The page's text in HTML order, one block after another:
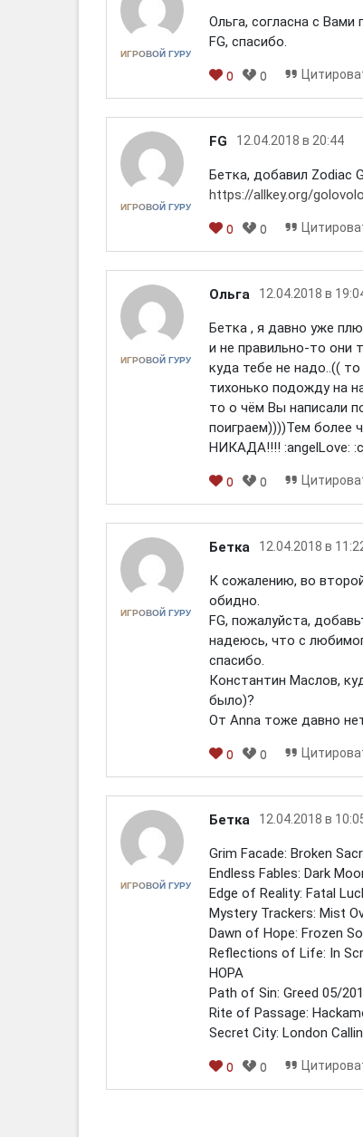
ИГРОВОЙ ГУРУ
Ольга, согласна с Вами
FG, спасибо.
0 0
ИГРОВОЙ ГУРУ
FG 12.04.2018 в 20:44
Бетка, добавил Zodiac
https://allkey.org/
0 0
ИГРОВОЙ ГУРУ
Ольга 12.04.2018 в
Бетка , я давно уже
и не правильно-то они
куда тебе не надо..((
тихонько подожду на
то о чём Вы написали
поиграем))))Тем более
НИКАДА!!!! :angelLove:
0 0
ИГРОВОЙ ГУРУ
Бетка 12.04.2018 в
К сожалению, во
обидно.
FG, пожалуйста,
надеюсь, что с
спасибо.
Константин Маслов,
было)?
От Anna тоже давно
0 0
ИГРОВОЙ ГУРУ
Бетка 12.04.2018 в
Grim Facade: Broken
Endless Fables: Dark
Edge of Reality: Fatal
Mystery Trackers: Mist
Dawn of Hope: Frozen
Reflections of Life: In
HOPA
Path of Sin: Greed 05/
Rite of Passage:
Secret City: London
0 0